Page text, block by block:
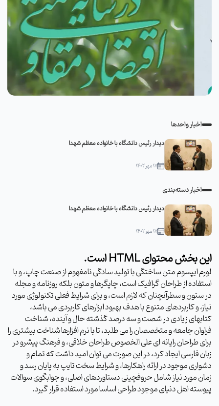
اخبار واحدها
دیدار رئیس دانشگاه با خانواده معظم شهدا
۱۷ مهر ۱۴۰۲
اخبار دسته‌بندی
دیدار رئیس دانشگاه با خانواده معظم شهدا
۱۷ مهر ۱۴۰۲
این بخش محتوای HTML است.
لورم ایپسوم متن ساختگی با تولید سادگی نامفهوم از صنعت چاپ، و با
استفاده از طراحان گرافیک است، چاپگرها و متون بلکه روزنامه و مجله
در ستون و سطرآنچنان که لازم است، و برای شرایط فعلی تکنولوژی مورد
نیاز، و کاربردهای متنوع با هدف بهبود ابزارهای کاربردی می باشد،
کتابهای زیادی در شصت و سه درصد گذشته حال و آینده، شناخت
فراوان جامعه و متخصصان را می طلبد، تا با نرم افزارها شناخت بیشتری را
برای طراحان رایانه ای علی الخصوص طراحان خلاقی، و فرهنگ پیشرو در
زبان فارسی ایجاد کرد، در این صورت می توان امید داشت که تمام و
دشواری موجود در ارائه راهکارها، و شرایط سخت تایپ به پایان رسد و
زمان مورد نیاز شامل حروفچینی دستاوردهای اصلی، و جوابگوی سوالات
پیوسته اهل دنیای موجود طراحی اساسا مورد استفاده قرار گیرد.